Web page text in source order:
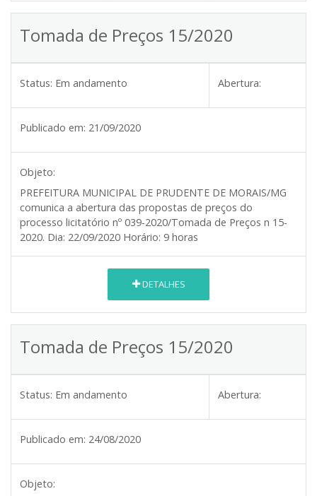
Tomada de Preços 15/2020
Status: Em andamento Abertura:
Publicado em: 21/09/2020
Objeto:
PREFEITURA MUNICIPAL DE PRUDENTE DE MORAIS/MG
comunica a abertura das propostas de preços do
processo licitatório nº 039-2020/Tomada de Preços n 15-
2020. Dia: 22/09/2020 Horário: 9 horas
DETALHES
Tomada de Preços 15/2020
Status: Em andamento Abertura:
Publicado em: 24/08/2020
Objeto: